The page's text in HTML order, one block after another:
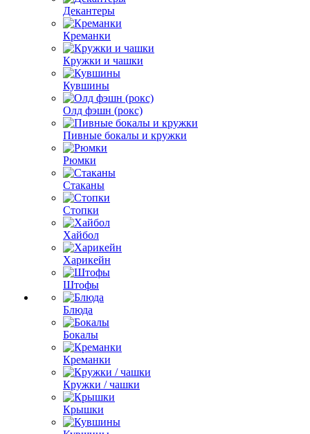
Декантеры
Креманки
Кружки и чашки
Кувшины
Олд фэшн (рокс)
Пивные бокалы и кружки
Рюмки
Стаканы
Стопки
Хайбол
Харикейн
Штофы
Блюда
Бокалы
Креманки
Кружки / чашки
Крышки